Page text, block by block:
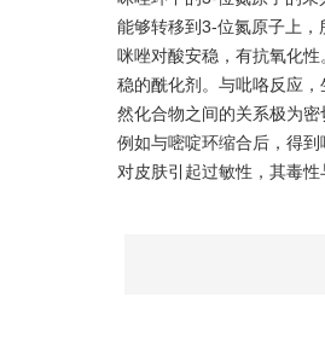
能够转移到3-位氮原子上，
咪唑对酸安稳，有抗氧化
稳的酰化剂。与吡咯反应
然化合物之间的关系极为密
例如与嘧啶环缩合后，得
对皮肤引起过敏性，其毒